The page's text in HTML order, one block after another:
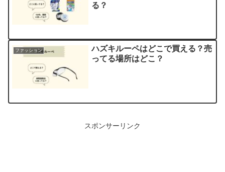
る？
ファッション
ハズキルーペはどこで買える？売
ってる場所はどこ？
スポンサーリンク